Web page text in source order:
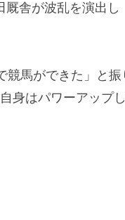
舎が波乱を演出し
馬ができた」と振
身はパワーアップ